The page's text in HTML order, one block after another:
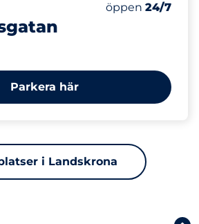
öppen 24/7
Parkera här
i Landskrona